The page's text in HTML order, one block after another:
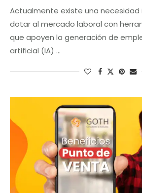
Actualmente existe una
dotar al mercado laboral con
que apoyen la generación de
artificial (IA) …